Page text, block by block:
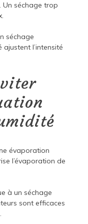
séchage trop
séchage
l’intensité
évaporation
l’évaporation de
à un séchage
sont efficaces